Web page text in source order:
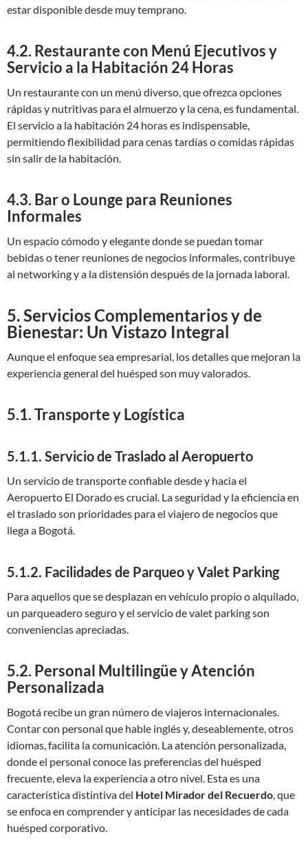
estar disponible desde muy temprano.
4.2. Restaurante con Menú Ejecutivos y
Servicio a la Habitación 24 Horas
Un restaurante con un menú diverso, que ofrezca opciones
rápidas y nutritivas para el almuerzo y la cena, es fundamental.
El servicio a la habitación 24 horas es indispensable,
permitiendo flexibilidad para cenas tardías o comidas rápidas
sin salir de la habitación.
4.3. Bar o Lounge para Reuniones
Informales
Un espacio cómodo y elegante donde se puedan tomar
bebidas o tener reuniones de negocios informales, contribuye
al networking y a la distensión después de la jornada laboral.
5. Servicios Complementarios y de
Bienestar: Un Vistazo Integral
Aunque el enfoque sea empresarial, los detalles que mejoran la
experiencia general del huésped son muy valorados.
5.1. Transporte y Logística
5.1.1. Servicio de Traslado al Aeropuerto
Un servicio de transporte confiable desde y hacia el
Aeropuerto El Dorado es crucial. La seguridad y la eficiencia en
el traslado son prioridades para el viajero de negocios que
llega a Bogotá.
5.1.2. Facilidades de Parqueo y Valet Parking
Para aquellos que se desplazan en vehículo propio o alquilado,
un parqueadero seguro y el servicio de valet parking son
conveniencias apreciadas.
5.2. Personal Multilingüe y Atención
Personalizada
Bogotá recibe un gran número de viajeros internacionales.
Contar con personal que hable inglés y, deseablemente, otros
idiomas, facilita la comunicación. La atención personalizada,
donde el personal conoce las preferencias del huésped
frecuente, eleva la experiencia a otro nivel. Esta es una
característica distintiva del Hotel Mirador del Recuerdo, que
se enfoca en comprender y anticipar las necesidades de cada
huésped corporativo.